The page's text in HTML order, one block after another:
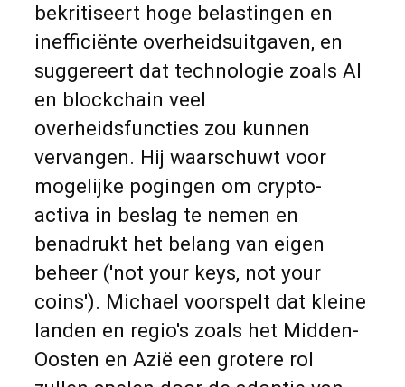
bekritiseert hoge belastingen en
inefficiënte overheidsuitgaven, en
suggereert dat technologie zoals AI
en blockchain veel
overheidsfuncties zou kunnen
vervangen. Hij waarschuwt voor
mogelijke pogingen om crypto-
activa in beslag te nemen en
benadrukt het belang van eigen
beheer ('not your keys, not your
coins'). Michael voorspelt dat kleine
landen en regio's zoals het Midden-
Oosten en Azië een grotere rol